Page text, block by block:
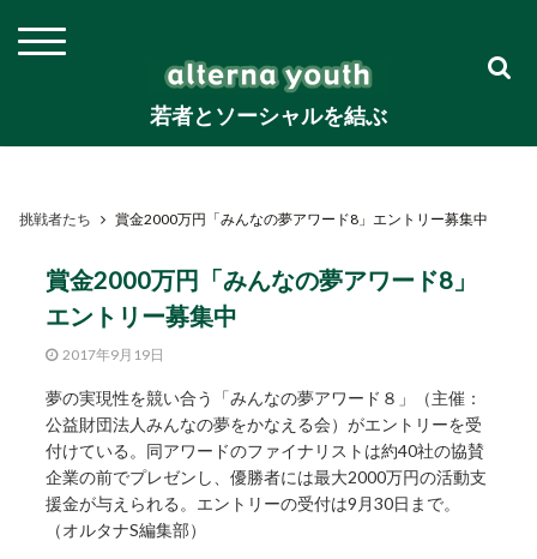
若者とソーシャルを結ぶ
挑戦者たち 賞金2000万円「みんなの夢アワード8」エントリー募集中
賞金2000万円「みんなの夢アワード8」
エントリー募集中
2017年9月19日
夢の実現性を競い合う「みんなの夢アワード８」（主催：
公益財団法人みんなの夢をかなえる会）がエントリーを受
付けている。同アワードのファイナリストは約40社の協賛
企業の前でプレゼンし、優勝者には最大2000万円の活動支
援金が与えられる。エントリーの受付は9月30日まで。
（オルタナS編集部）